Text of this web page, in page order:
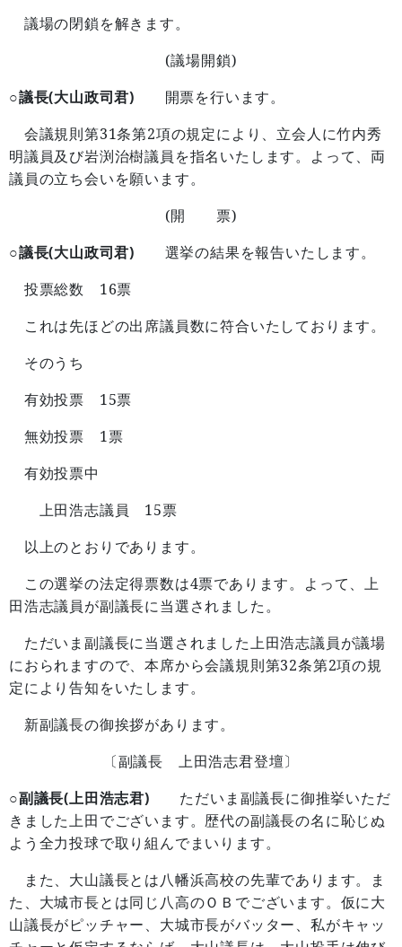
議場の閉鎖を解きます。
(議場開鎖)
○議長(大山政司君) 開票を行います。
会議規則第31条第2項の規定により、立会人に竹内秀
明議員及び岩渕治樹議員を指名いたします。よって、両
議員の立ち会いを願います。
(開 票)
○議長(大山政司君) 選挙の結果を報告いたします。
投票総数 16票
これは先ほどの出席議員数に符合いたしております。
そのうち
有効投票 15票
無効投票 1票
有効投票中
上田浩志議員 15票
以上のとおりであります。
この選挙の法定得票数は4票であります。よって、上
田浩志議員が副議長に当選されました。
ただいま副議長に当選されました上田浩志議員が議場
におられますので、本席から会議規則第32条第2項の規
定により告知をいたします。
新副議長の御挨拶があります。
〔副議長 上田浩志君登壇〕
○副議長(上田浩志君)
ただいま副議長に御推挙いただ
きました上田でございます。歴代の副議長の名に恥じぬ
よう全力投球で取り組んでまいります。
また、大山議長とは八幡浜高校の先輩であります。ま
た、大城市長とは同じ八高のＯＢでございます。仮に大
山議長がピッチャー、大城市長がバッター、私がキャッ